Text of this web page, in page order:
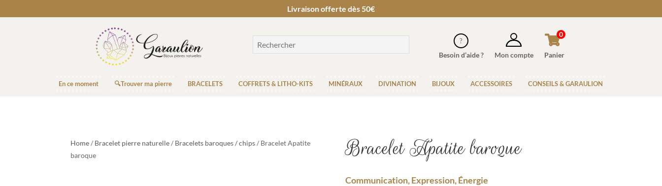
Livraison offerte dès 50€
Besoin d’aide ? Mon compte Panier
0
En ce moment 🔍Trouver ma pierre BRACELETS COFFRETS & LITHO-KITS MINÉRAUX DIVINATION BIJOUX ACCESSOIRES CONSEILS & GARAULION
Home/ Bracelet pierre naturelle/ Bracelets baroques / chips/ Bracelet Apatite
baroque
Bracelet Apatite baroque
Communication, Expression, Énergie